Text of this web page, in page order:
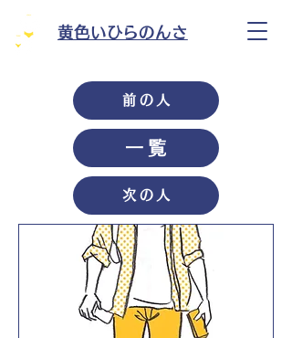
黄色いひらのんさ
前の人
一覧
次の人